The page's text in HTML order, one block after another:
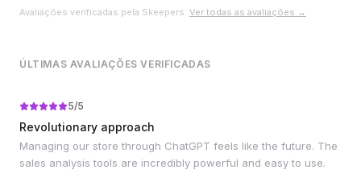
Avaliações verificadas pela Skeepers. Ver todas as avaliações →
ÚLTIMAS AVALIAÇÕES VERIFICADAS
5/5
Revolutionary approach
Managing our store through ChatGPT feels like the future. The
sales analysis tools are incredibly powerful and easy to use.